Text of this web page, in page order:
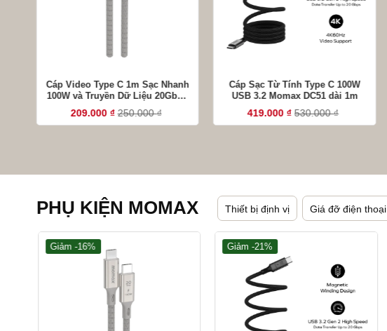
Cáp Video Type C 1m Sạc Nhanh
100W và Truyền Dữ Liệu 20Gbps
Momax DC31
209.000 ₫ 250.000₫
Cáp Sạc Từ Tính Type C 100W
USB 3.2 Momax DC51 dài 1m
419.000 ₫ 530.000₫
PHỤ KIỆN MOMAX Thiết bị định vị Giá đỡ điện thoại
Giảm -16% Giảm -21%